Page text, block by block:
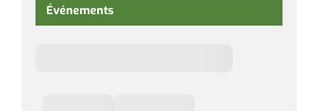
Événements